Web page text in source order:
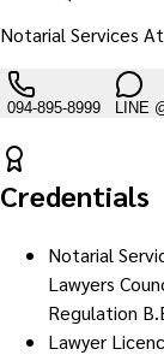
Notarial Services
094-895-8999 LINE
Credentials
Notarial
Lawyers
Regulation
Lawyer